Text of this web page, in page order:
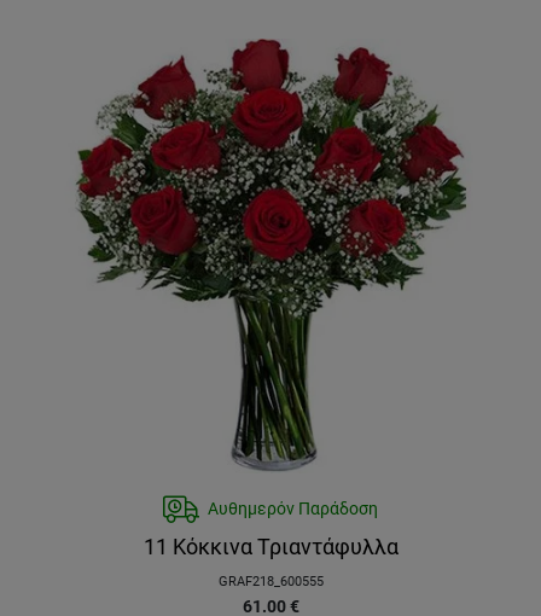
Αυθημερόν Παράδοση
11 Κόκκινα Τριαντάφυλλα
GRAF218_600555
61.00 €